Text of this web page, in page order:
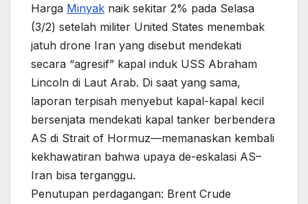
Harga Minyak naik sekitar 2% pada Selasa
(3/2) setelah militer United States menembak
jatuh drone Iran yang disebut mendekati
secara “agresif” kapal induk USS Abraham
Lincoln di Laut Arab. Di saat yang sama,
laporan terpisah menyebut kapal-kapal kecil
bersenjata mendekati kapal tanker berbendera
AS di Strait of Hormuz—memanaskan kembali
kekhawatiran bahwa upaya de-eskalasi AS–
Iran bisa terganggu.
Penutupan perdagangan: Brent Crude